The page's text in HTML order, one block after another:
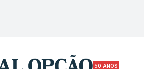
50 ANOS